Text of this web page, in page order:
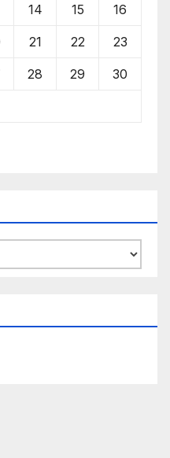
14 15 16
21 22 23
28 29 30